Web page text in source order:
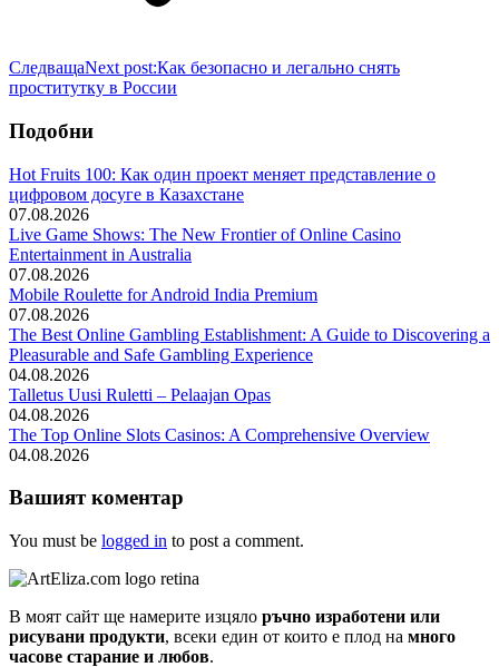
СледващаNext post:Как безопасно и легально снять
проститутку в России
Подобни
Hot Fruits 100: Как один проект меняет представление о
цифровом досуге в Казахстане
07.08.2026
Live Game Shows: The New Frontier of Online Casino
Entertainment in Australia
07.08.2026
Mobile Roulette for Android India Premium
07.08.2026
The Best Online Gambling Establishment: A Guide to Discovering a
Pleasurable and Safe Gambling Experience
04.08.2026
Talletus Uusi Ruletti – Pelaajan Opas
04.08.2026
The Top Online Slots Casinos: A Comprehensive Overview
04.08.2026
Вашият коментар
You must be logged in to post a comment.
В моят сайт ще намерите изцяло ръчно изработени или
рисувани продукти, всеки един от които е плод на много
часове старание и любов.